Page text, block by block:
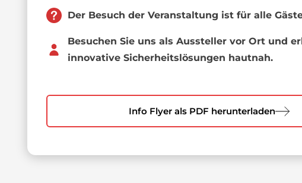
Der Besuch der Veranstaltung ist für alle
Besuchen Sie uns als Aussteller vor Ort und
innovative Sicherheitslösungen hautnah.
Info Flyer als PDF herunterladen